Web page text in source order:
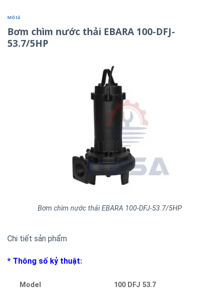
Mô tả
Bơm chìm nước thải EBARA 100-DFJ-
53.7/5HP
Bơm chìm nước thải EBARA 100-DFJ-53.7/5HP
Chi tiết sản phẩm
* Thông số kỷ thuật:
Model
100 DFJ 53.7